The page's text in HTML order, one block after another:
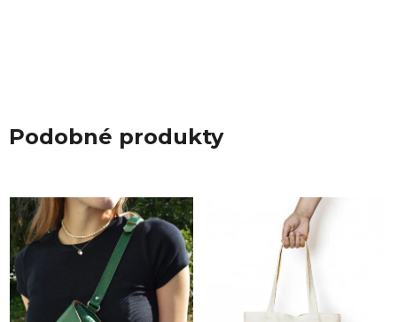
Podobné produkty